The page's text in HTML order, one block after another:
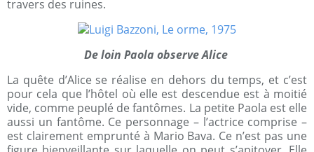
travers des ruines.
De loin Paola observe Alice
La quête d’Alice se réalise en dehors du temps, et c’est
pour cela que l’hôtel où elle est descendue est à moitié
vide, comme peuplé de fantômes. La petite Paola est elle
aussi un fantôme. Ce personnage – l’actrice comprise –
est clairement emprunté à Mario Bava. Ce n’est pas une